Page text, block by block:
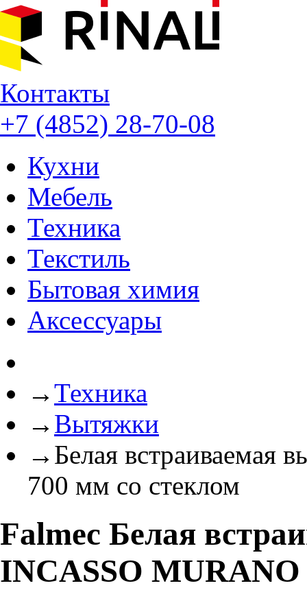
Контакты
+7 (4852) 28-70-08
Кухни
Мебель
Техника
Текстиль
Бытовая химия
Аксессуары
→Техника
→ Вытяжки
→ Белая встраиваемая
700 мм со стеклом
Falmec Белая
INCASSO MURANO